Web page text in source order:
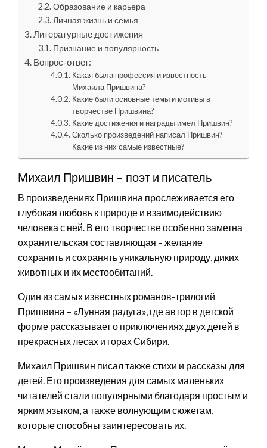
Образование и карьера
Личная жизнь и семья
Литературные достижения
Признание и популярность
Вопрос-ответ:
Какая была профессия и известность
Михаила Пришвина?
Какие были основные темы и мотивы в
творчестве Пришвина?
Какие достижения и награды имел Пришвин?
Сколько произведений написал Пришвин?
Какие из них самые известные?
Михаил Пришвин – поэт и писатель
В произведениях Пришвина прослеживается его
глубокая любовь к природе и взаимодействию
человека с ней. В его творчестве особенно заметна
охранительская составляющая – желание
сохранить и сохранять уникальную природу, диких
животных и их местообитаний.
Один из самых известных романов-трилогий
Пришвина – «Лунная радуга», где автор в детской
форме рассказывает о приключениях двух детей в
прекрасных лесах и горах Сибири.
Михаил Пришвин писал также стихи и рассказы для
детей. Его произведения для самых маленьких
читателей стали популярными благодаря простым и
ярким языком, а также волнующим сюжетам,
которые способны заинтересовать их.